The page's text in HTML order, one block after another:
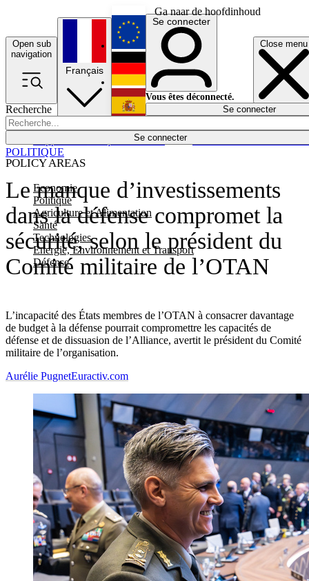
Ga naar de hoofdinhoud
Open sub
navigation
Close menu
Recherche
Se connecter
POLICY AREAS
Economie
Politique
Agriculture et Alimentation
Santé
Technologies
Energie, Environnement et Transport
Défense
Économie
Français
English
Deutsch
Español
Se connecter
Vous êtes déconnecté.
Se connecter
Le manque d’investissements
dans la défense compromet la
sécurité, selon le président du
Comité militaire de l’OTAN
L’incapacité des États membres de l’OTAN à consacrer davantage
de budget à la défense pourrait compromettre les capacités de
défense et de dissuasion de l’Alliance, avertit le président du Comité
militaire de l’organisation.
POLITIQUE
Aurélie PugnetEuractiv.com